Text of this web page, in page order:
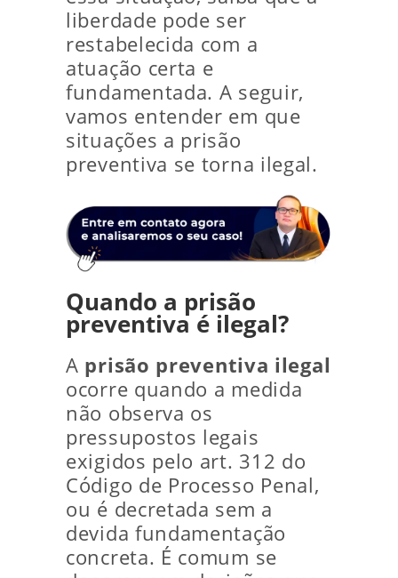
liberdade pode ser
restabelecida com a
atuação certa e
fundamentada. A seguir,
vamos entender em que
situações a prisão
preventiva se torna ilegal.
Quando a prisão
preventiva é ilegal?
A prisão preventiva ilegal
ocorre quando a medida
não observa os
pressupostos legais
exigidos pelo art. 312 do
Código de Processo Penal,
ou é decretada sem a
devida fundamentação
concreta. É comum se